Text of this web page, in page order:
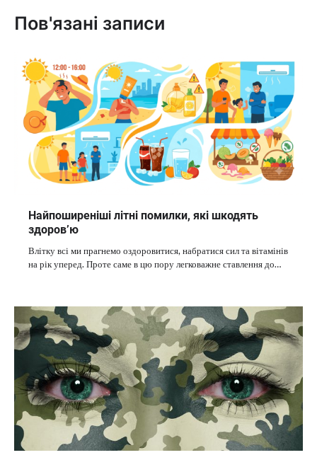
Пов'язані записи
Найпоширеніші літні помилки, які шкодять
здоров’ю
Влітку всі ми прагнемо оздоровитися, набратися сил та вітамінів
на рік уперед. Проте саме в цю пору легковажне ставлення до…